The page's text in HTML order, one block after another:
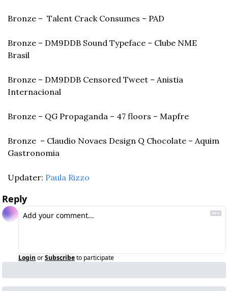
Bronze –  Talent Crack Consumes – PAD
Bronze – DM9DDB Sound Typeface – Clube NME
Brasil
Bronze – DM9DDB Censored Tweet – Anistia
Internacional
Bronze – QG Propaganda – 47 floors – Mapfre
Bronze  – Claudio Novaes Design Q Chocolate – Aquim
Gastronomia
Updater: Paula Rizzo
Reply
Login orSubscribeto participate